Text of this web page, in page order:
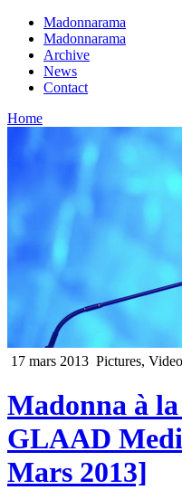
Madonnarama
Madonnarama
Archive
News
Contact
Home
17 mars 2013 Pictures, Video
Madonna à
GLAAD
Mars 2013]